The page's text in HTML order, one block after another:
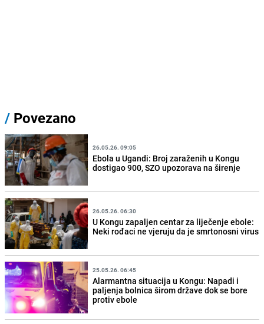
/ Povezano
26.05.26. 09:05
Ebola u Ugandi: Broj zaraženih u Kongu
dostigao 900, SZO upozorava na širenje
26.05.26. 06:30
U Kongu zapaljen centar za liječenje ebole:
Neki rođaci ne vjeruju da je smrtonosni virus
25.05.26. 06:45
Alarmantna situacija u Kongu: Napadi i
paljenja bolnica širom države dok se bore
protiv ebole